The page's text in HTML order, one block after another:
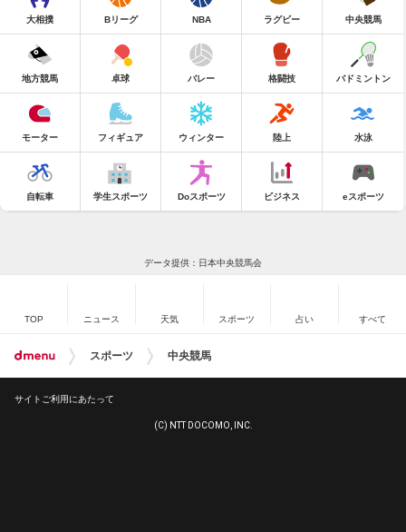
大相撲 Bリーグ NBA ラグビー 中央競馬
地方競馬 卓球 バレー 格闘技 バドミントン
モーター フィギュア ウィンター 陸上 水泳
自転車 学生スポーツ Doスポーツ ビジネス eスポーツ
データ提供：日本中央競馬会
TOP ニュース 天気 スポーツ 占い すべて
スポーツ 中央競馬
サイトご利用にあたって
(C) NTT DOCOMO, INC.